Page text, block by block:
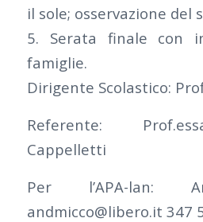
il sole; osservazione del
5. Serata finale con
famiglie.
Dirigente Scolastico:
Referente:
Cappelletti
Per l’APA-lan:
andmicco@libero.it 347